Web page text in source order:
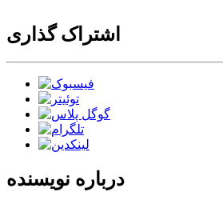
اشتراک گذاری
درباره نویسنده